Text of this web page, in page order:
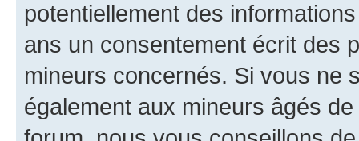
potentiellement des
ans un consentement écrit des
mineurs concernés. Si vous ne
également aux mineurs âgés